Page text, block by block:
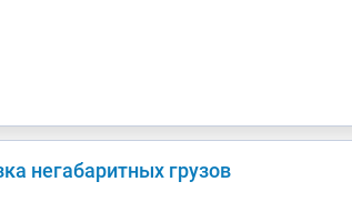
негабаритных грузов